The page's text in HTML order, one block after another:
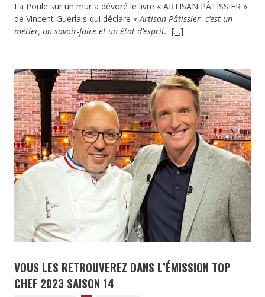
La Poule sur un mur a dévoré le livre « ARTISAN PÂTISSIER »
de Vincent Guerlais qui déclare « Artisan Pâtissier c’est un
métier, un savoir-faire et un état d’esprit. […]
VOUS LES RETROUVEREZ DANS L’ÉMISSION TOP
CHEF 2023 SAISON 14